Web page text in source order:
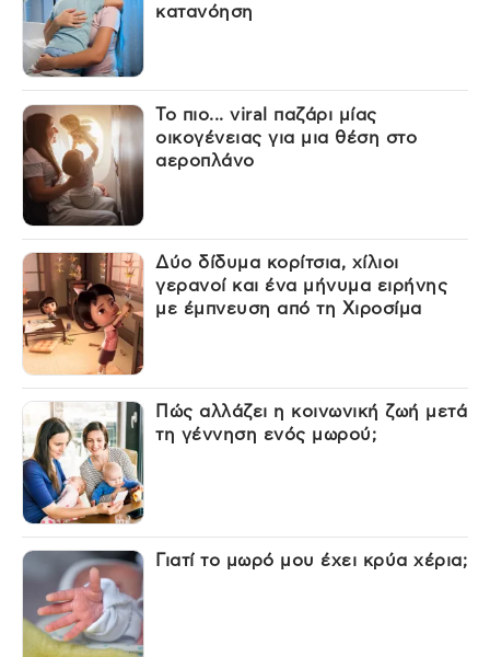
κατανόηση
Το πιο... viral παζάρι μίας
οικογένειας για μια θέση στο
αεροπλάνο
Δύο δίδυμα κορίτσια, χίλιοι
γερανοί και ένα μήνυμα ειρήνης
με έμπνευση από τη Χιροσίμα
Πώς αλλάζει η κοινωνική ζωή μετά
τη γέννηση ενός μωρού;
Γιατί το μωρό μου έχει κρύα χέρια;